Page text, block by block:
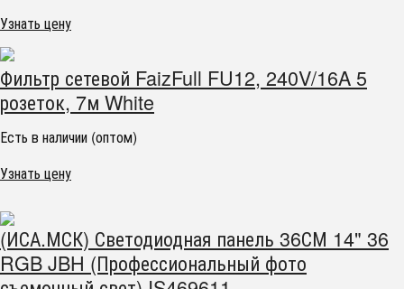
Узнать цену
Фильтр сетевой FaizFull FU12, 240V/16A 5
розеток, 7м White
Есть в наличии (оптом)
Узнать цену
(ИСА.МСК) Светодиодная панель 36СМ 14" 36
RGB JBH (Профессиональный фото